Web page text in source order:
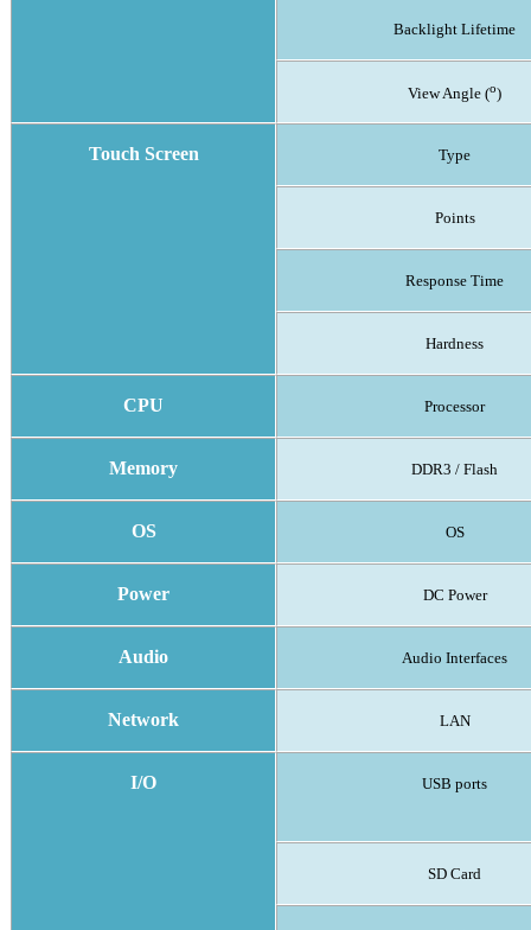
Backlight Lifetime
View Angle (o)
Touch Screen Type
Points
Response Time
Hardness
CPU Processor
Memory DDR3 / Flash
OS OS
Power DC Power
Audio Audio Interfaces
Network LAN
I/O USB ports
SD Card